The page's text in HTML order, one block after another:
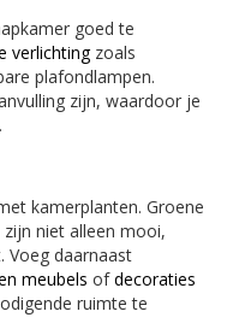
goed te
verlichtingzoals
plafondlampen.
zijn, waardoor je
kamerplanten. Groene
niet alleen mooi,
Voeg daarnaast
meubels ofdecoraties
ruimte te